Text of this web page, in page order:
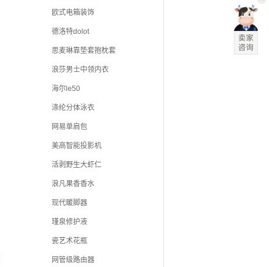
欧式电箱装饰
德洛特dolot
思麦琳靠垫套抱枕套
浪莎男士中领内衣
海尔le50
涤纶分体泳衣
网易单肩包
美高智能投影机
活剥野生大虾仁
浪凡果香香水
现代暖脚器
瑾泉修护液
瓷艺术花瓶
网管级路由器